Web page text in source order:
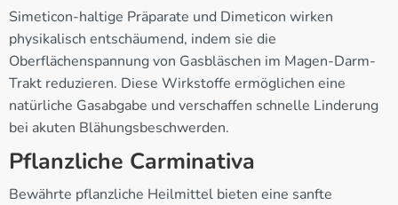
Simeticon-haltige Präparate und Dimeticon wirken
physikalisch entschäumend, indem sie die
Oberflächenspannung von Gasbläschen im Magen-Darm-
Trakt reduzieren. Diese Wirkstoffe ermöglichen eine
natürliche Gasabgabe und verschaffen schnelle Linderung
bei akuten Blähungsbeschwerden.
Pflanzliche Carminativa
Bewährte pflanzliche Heilmittel bieten eine sanfte